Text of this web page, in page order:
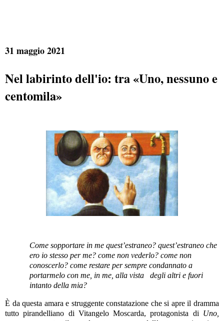
31 maggio 2021
Nel labirinto dell'io: tra «Uno, nessuno e
centomila»
Come sopportare in me quest’estraneo? quest’estraneo che
ero io stesso per me? come non vederlo? come non
conoscerlo? come restare per sempre condannato a
portarmelo con me, in me, alla vista
degli altri e fuori
intanto della mia?
È da questa amara e struggente constatazione che si apre il dramma
tutto pirandelliano di Vitangelo Moscarda, protagonista di Uno,